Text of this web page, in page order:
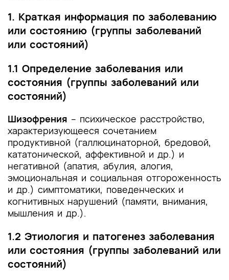
1. Краткая информация по заболеванию
или состоянию (группы заболеваний
или состояний)
1.1 Определение заболевания или
состояния (группы заболеваний или
состояний)
Шизофрения – психическое расстройство,
характеризующееся сочетанием
продуктивной (галлюцинаторной, бредовой,
кататонической, аффективной и др.) и
негативной (апатия, абулия, алогия,
эмоциональная и социальная отгороженность
и др.) симптоматики, поведенческих и
когнитивных нарушений (памяти, внимания,
мышления и др.).
1.2 Этиология и патогенез заболевания
или состояния (группы заболеваний или
состояний)